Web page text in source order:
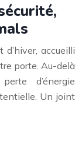
accueilli
porte. Au-delà
d’énergie
Un joint